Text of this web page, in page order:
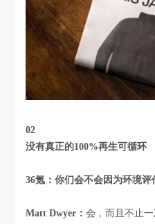
02
没有真正的100%再生可循环
36氪：你们会不会因为环境
Matt Dwyer：会，而且不止